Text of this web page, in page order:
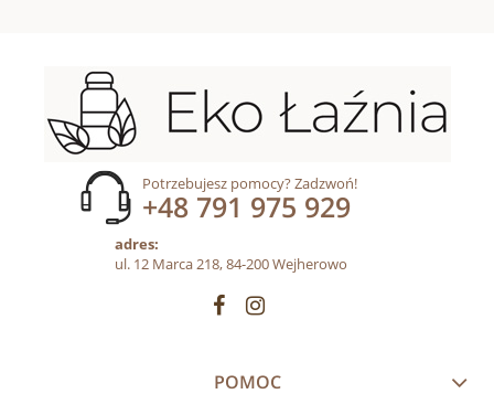
Potrzebujesz pomocy? Zadzwoń!
+48 791 975 929
adres:
ul. 12 Marca 218, 84-200 Wejherowo
POMOC